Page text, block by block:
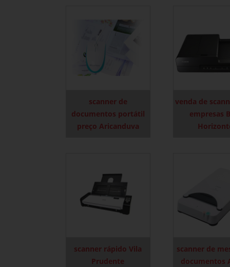
scanner de
documentos portátil
preço Aricanduva
venda de
empresas
scanner rápido Vila
Prudente
scanner de
documentos